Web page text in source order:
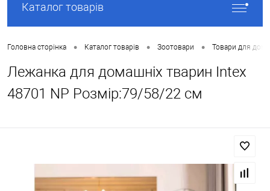
Каталог товарів
Головна сторінка • Каталог товарів • Зоотовари • Товари для
Лежанка для домашніх тварин Intex
48701 NP Розмір:79/58/22 см